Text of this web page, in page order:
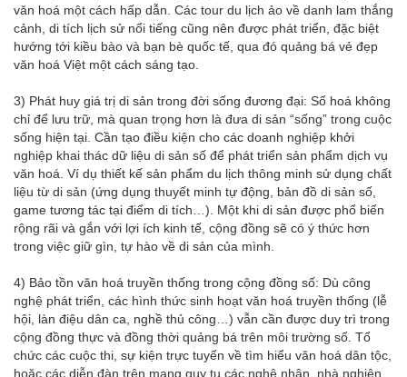
văn hoá một cách hấp dẫn. Các tour du lịch ảo về danh lam thắng
cảnh, di tích lịch sử nổi tiếng cũng nên được phát triển, đặc biệt
hướng tới kiều bào và bạn bè quốc tế, qua đó quảng bá vẻ đẹp
văn hoá Việt một cách sáng tạo.
3) Phát huy giá trị di sản trong đời sống đương đại: Số hoá không
chỉ để lưu trữ, mà quan trọng hơn là đưa di sản “sống” trong cuộc
sống hiện tại. Cần tạo điều kiện cho các doanh nghiệp khởi
nghiệp khai thác dữ liệu di sản số để phát triển sản phẩm dịch vụ
văn hoá. Ví dụ thiết kế sản phẩm du lịch thông minh sử dụng chất
liệu từ di sản (ứng dụng thuyết minh tự động, bản đồ di sản số,
game tương tác tại điểm di tích…). Một khi di sản được phổ biến
rộng rãi và gắn với lợi ích kinh tế, cộng đồng sẽ có ý thức hơn
trong việc giữ gìn, tự hào về di sản của mình.
4) Bảo tồn văn hoá truyền thống trong cộng đồng số: Dù công
nghệ phát triển, các hình thức sinh hoạt văn hoá truyền thống (lễ
hội, làn điệu dân ca, nghề thủ công…) vẫn cần được duy trì trong
cộng đồng thực và đồng thời quảng bá trên môi trường số. Tổ
chức các cuộc thi, sự kiện trực tuyến về tìm hiểu văn hoá dân tộc,
hoặc các diễn đàn trên mạng quy tụ các nghệ nhân, nhà nghiên